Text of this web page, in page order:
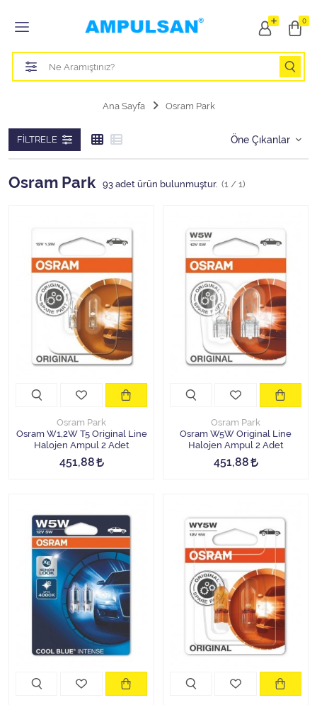
0
Tüm Kategoriler
Led Aydınlatma Ampulü
Otomobil Led Far Ampulü
Otomobil Led Park Ampulü
Otomobil Gösterge Ampulü
Halojen Off Road Rally Ampulü
Motosiklet Halojen Far Ampulü
Kamyon Halojen Far Ampulü
Kamyon Halojen Park Ampulü
Kamyon Gösterge Ampulü
Ana Sayfa Osram Park
FILTRELE
Osram Park 93 adet ürün bulunmuştur. (1 / 1)
Osram Park
Osram W1,2W T5 Original Line
Halojen Ampul 2 Adet
451,88
Osram Park
Osram W5W Original Line
Halojen Ampul 2 Adet
451,88